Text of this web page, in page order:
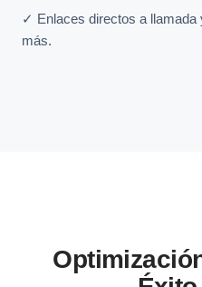
✓ Enlaces directos a llamada
más.